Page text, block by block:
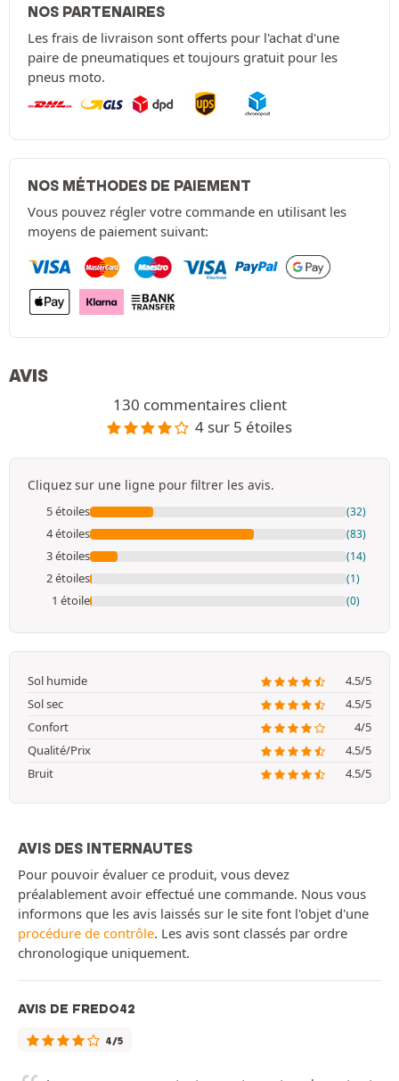
NOS PARTENAIRES
Les frais de livraison sont offerts pour l'achat d'une
paire de pneumatiques et toujours gratuit pour les
pneus moto.
NOS MÉTHODES DE PAIEMENT
Vous pouvez régler votre commande en utilisant les
moyens de paiement suivant:
AVIS
130 commentaires client
4 sur 5 étoiles
Cliquez sur une ligne pour filtrer les avis.
5 étoiles (32)
4 étoiles (83)
3 étoiles (14)
2 étoiles (1)
1 étoile (0)
Sol humide
4.5/5
Sol sec
4.5/5
Confort
4/5
Qualité/Prix
4.5/5
Bruit
4.5/5
AVIS DES INTERNAUTES
Pour pouvoir évaluer ce produit, vous devez
préalablement avoir effectué une commande. Nous vous
informons que les avis laissés sur le site font l'objet d'une
procédure de contrôle. Les avis sont classés par ordre
chronologique uniquement.
AVIS DE FREDO42
4/5